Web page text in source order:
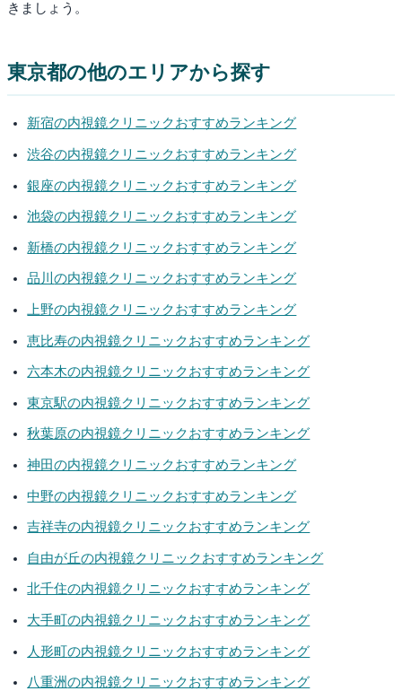
きましょう。
東京都の他のエリアから探す
新宿の内視鏡クリニックおすすめランキング
渋谷の内視鏡クリニックおすすめランキング
銀座の内視鏡クリニックおすすめランキング
池袋の内視鏡クリニックおすすめランキング
新橋の内視鏡クリニックおすすめランキング
品川の内視鏡クリニックおすすめランキング
上野の内視鏡クリニックおすすめランキング
恵比寿の内視鏡クリニックおすすめランキング
六本木の内視鏡クリニックおすすめランキング
東京駅の内視鏡クリニックおすすめランキング
秋葉原の内視鏡クリニックおすすめランキング
神田の内視鏡クリニックおすすめランキング
中野の内視鏡クリニックおすすめランキング
吉祥寺の内視鏡クリニックおすすめランキング
自由が丘の内視鏡クリニックおすすめランキング
北千住の内視鏡クリニックおすすめランキング
大手町の内視鏡クリニックおすすめランキング
人形町の内視鏡クリニックおすすめランキング
八重洲の内視鏡クリニックおすすめランキング